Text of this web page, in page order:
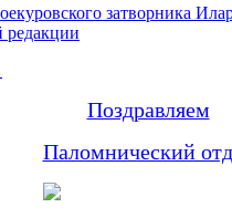
затворника
редакции
Поздравляем
Паломнический